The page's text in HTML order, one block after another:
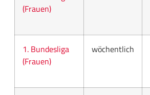
(Frauen)
1. Bundesliga
(Frauen)
wöchentlich